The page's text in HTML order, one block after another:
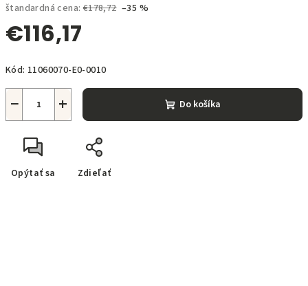
štandardná cena: €178,72 –35 %
€116,17
cena:
Kód: 11060070-E0-0010
+
− Do košíka
Opýtať sa Zdieľať
R
M
O